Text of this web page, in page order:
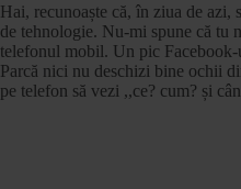
Hai, recunoaște că, în ziua de azi,
de tehnologie. Nu-mi spune că tu
telefonul mobil. Un pic
Parcă nici nu deschizi bine ochii
pe telefon să vezi ,,ce? cum? și